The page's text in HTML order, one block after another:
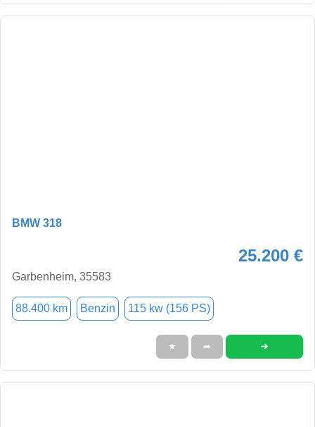
BMW 318
25.200 €
Garbenheim, 35583
88.400 km Benzin 115 kw (156 PS)
★ ➦ ➜